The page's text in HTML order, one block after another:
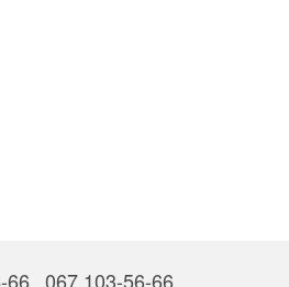
66 067 103-56-66